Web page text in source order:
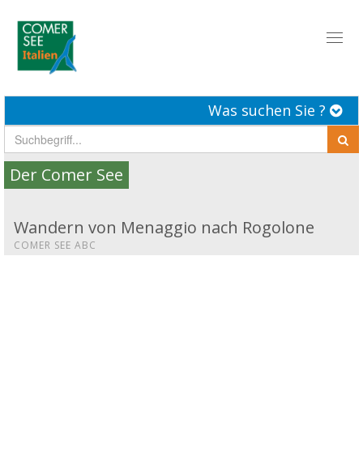
Was suchen Sie ?
Der Comer See
Wandern von Menaggio nach Rogolone
COMER SEE ABC